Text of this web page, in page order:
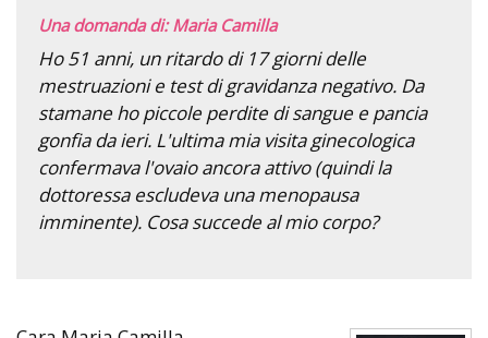
Una domanda di: Maria Camilla
Ho 51 anni, un ritardo di 17 giorni delle
mestruazioni e test di gravidanza negativo. Da
stamane ho piccole perdite di sangue e pancia
gonfia da ieri. L'ultima mia visita ginecologica
confermava l'ovaio ancora attivo (quindi la
dottoressa escludeva una menopausa
imminente). Cosa succede al mio corpo?